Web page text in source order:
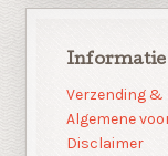
Informatie
Verzending &
Algemene
Disclaimer